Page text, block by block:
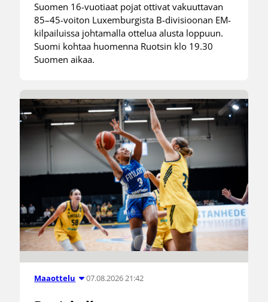
Suomen 16-vuotiaat pojat ottivat vakuuttavan
85–45-voiton Luxemburgista B-divisioonan EM-
kilpailuissa johtamalla ottelua alusta loppuun.
Suomi kohtaa huomenna Ruotsin klo 19.30
Suomen aikaa.
Maaottelu 07.08.2026 21:42